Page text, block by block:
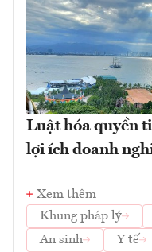
Luật hóa quyền
lợi ích doanh
Xem thêm
Khung pháp lý
An sinh
Y tế